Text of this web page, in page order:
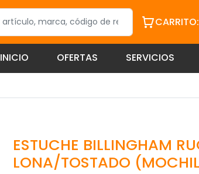
CARRITO:
INICIO OFERTAS SERVICIOS
ESTUCHE BILLINGHAM
LONA/TOSTADO